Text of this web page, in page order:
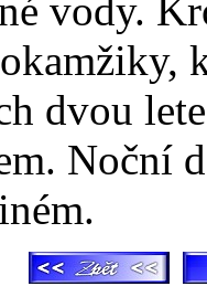
vody.
dvou
Noční